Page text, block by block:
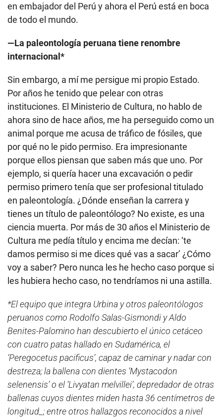
en embajador del Perú y ahora el Perú está en boca
de todo el mundo.
—La paleontología peruana tiene renombre
internacional*
Sin embargo, a mí me persigue mi propio Estado.
Por años he tenido que pelear con otras
instituciones. El Ministerio de Cultura, no hablo de
ahora sino de hace años, me ha perseguido como un
animal porque me acusa de tráfico de fósiles, que
por qué no le pido permiso. Era impresionante
porque ellos piensan que saben más que uno. Por
ejemplo, si quería hacer una excavación o pedir
permiso primero tenía que ser profesional titulado
en paleontología. ¿Dónde enseñan la carrera y
tienes un título de paleontólogo? No existe, es una
ciencia muerta. Por más de 30 años el Ministerio de
Cultura me pedía título y encima me decían: ‘te
damos permiso si me dices qué vas a sacar’ ¿Cómo
voy a saber? Pero nunca les he hecho caso porque si
les hubiera hecho caso, no tendríamos ni una astilla.
*El equipo que integra Urbina y otros paleontólogos
peruanos como Rodolfo Salas-Gismondi y Aldo
Benites-Palomino han descubierto el único cetáceo
con cuatro patas hallado en Sudamérica, el
‘Peregocetus pacificus’, capaz de caminar y nadar con
destreza; la ballena con dientes ‘Mystacodon
selenensis’ o el ‘Livyatan melvillei’, depredador de otras
ballenas cuyos dientes miden hasta 36 centímetros de
longitud_; entre otros hallazgos reconocidos a nivel